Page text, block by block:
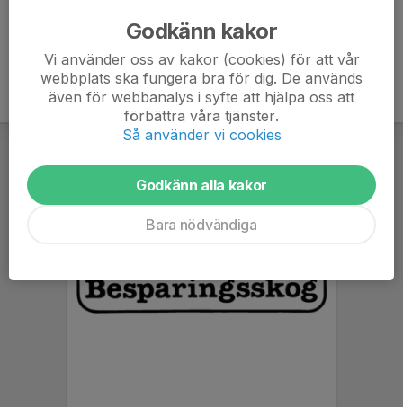
Godkänn kakor
Vi använder oss av kakor (cookies) för att vår
webbplats ska fungera bra för dig. De används
även för webbanalys i syfte att hjälpa oss att
förbättra våra tjänster.
Så använder vi cookies
Godkänn alla kakor
Bara nödvändiga